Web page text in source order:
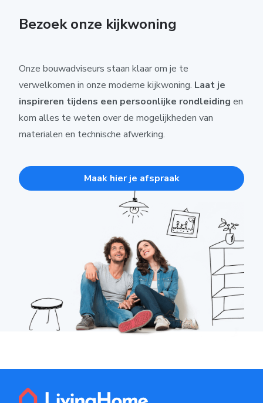
Bezoek onze kijkwoning
Onze bouwadviseurs staan klaar om je te
verwelkomen in onze moderne kijkwoning. Laat je
inspireren tijdens een persoonlijke rondleiding en
kom alles te weten over de mogelijkheden van
materialen en technische afwerking.
Maak hier je afspraak